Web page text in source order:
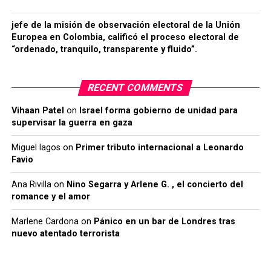
jefe de la misión de observación electoral de la Unión
Europea en Colombia, calificó el proceso electoral de
“ordenado, tranquilo, transparente y fluido”.
RECENT COMMENTS
Vihaan Patel on Israel forma gobierno de unidad para
supervisar la guerra en gaza
Miguel lagos on Primer tributo internacional a Leonardo
Favio
Ana Rivillaon Nino Segarra y Arlene G. , el concierto del
romance y el amor
Marlene Cardonaon Pánico en un bar de Londres tras
nuevo atentado terrorista